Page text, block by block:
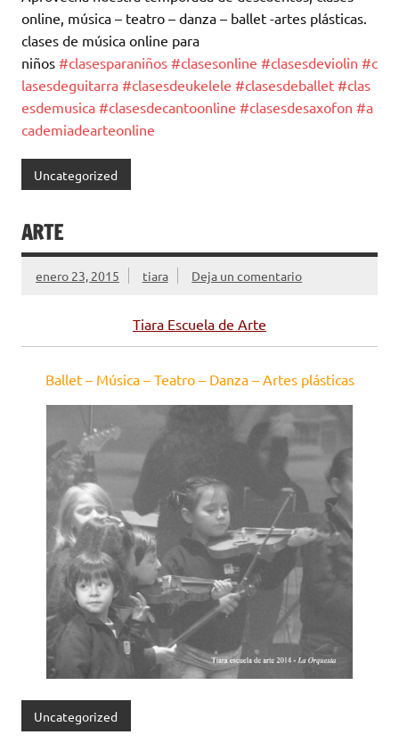
online, música – teatro – danza – ballet -artes plásticas.
clases de música online para
niños #clasesparaniños #clasesonline #clasesdeviolin #c
lasesdeguitarra #clasesdeukelele #clasesdeballet #clas
esdemusica #clasesdecantoonline #clasesdesaxofon #a
cademiadearteonline
Uncategorized
ARTE
enero 23, 2015 tiara Deja un comentario
Tiara Escuela de Arte
Ballet – Música – Teatro – Danza – Artes plásticas
Uncategorized